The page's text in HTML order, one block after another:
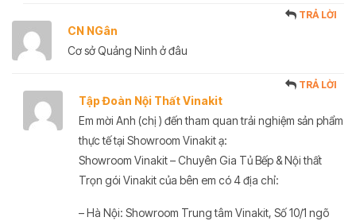
CN NGân
TRẢ LỜI
Cơ sở Quảng Ninh ở đâu
Tập Đoàn Nội Thất Vinakit
TRẢ LỜI
Em mời Anh (chị ) đến tham quan trải nghiệm sản phẩm
thực tế tại Showroom Vinakit ạ:
Showroom Vinakit – Chuyên Gia Tủ Bếp & Nội thất
Trọn gói Vinakit của bên em có 4 địa chỉ:
– Hà Nội: Showroom Trung tâm Vinakit, Số 10/1 ngõ